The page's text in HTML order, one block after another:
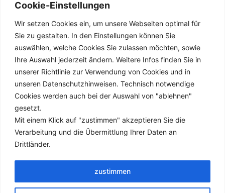
Cookie-Einstellungen
Wir setzen Cookies ein, um unsere Webseiten optimal für
Sie zu gestalten. In den Einstellungen können Sie
auswählen, welche Cookies Sie zulassen möchten, sowie
Ihre Auswahl jederzeit ändern. Weitere Infos finden Sie in
unserer Richtlinie zur Verwendung von Cookies und in
unseren Datenschutzhinweisen. Technisch notwendige
Cookies werden auch bei der Auswahl von "ablehnen"
gesetzt.
Mit einem Klick auf "zustimmen" akzeptieren Sie die
Verarbeitung und die Übermittlung Ihrer Daten an
Drittländer.
zustimmen
wer was wo
Impressum
Datenschutz
Suchen